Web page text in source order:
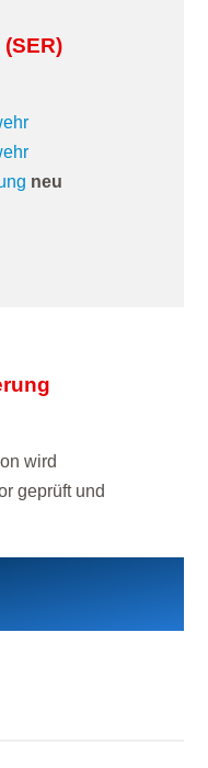
neu
wird
geprüft und